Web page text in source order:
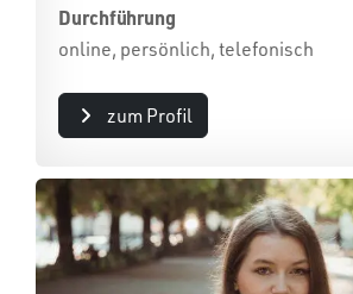
Durchführung
online, persönlich, telefonisch
zum Profil